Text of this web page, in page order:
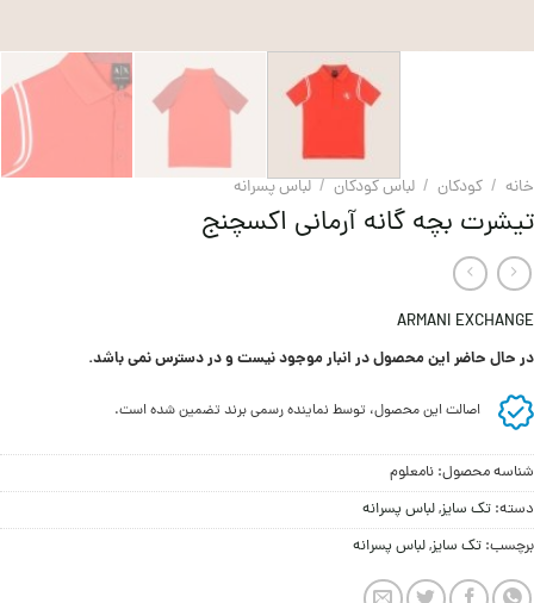
خانه / کودکان / لباس کودکان / لباس پسرانه
تیشرت بچه گانه آرمانی اکسچنج
ARMANI EXCHANGE
در حال حاضر این محصول در انبار موجود نیست و در دسترس نمی باشد.
اصالت این محصول، توسط نماینده رسمی برند تضمین شده است.
شناسه محصول: نامعلوم
دسته: تک سایز,لباس پسرانه
برچسب: تک سایز,لباس پسرانه